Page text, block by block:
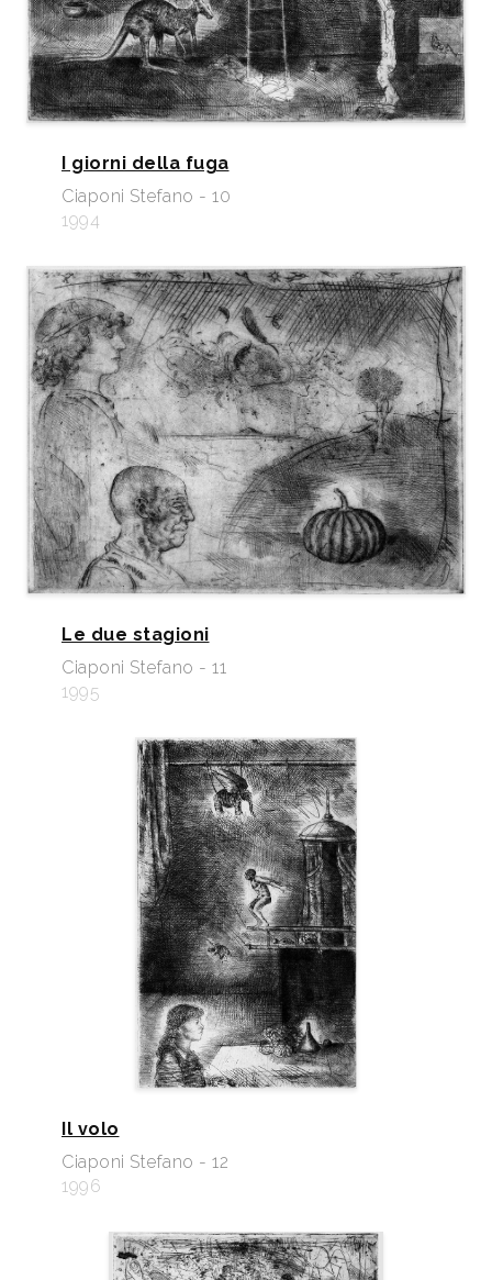
I giorni della fuga
Ciaponi Stefano - 10
1994
Le due stagioni
Ciaponi Stefano - 11
1995
Il volo
Ciaponi Stefano - 12
1996